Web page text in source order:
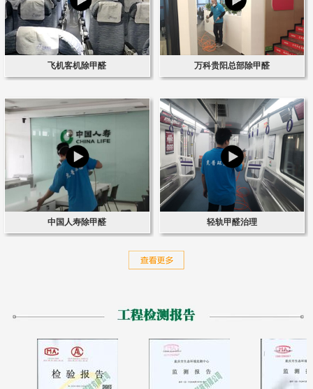
飞机客机除甲醛 万科贵阳总部除甲醛
中国人寿除甲醛 轻轨甲醛治理